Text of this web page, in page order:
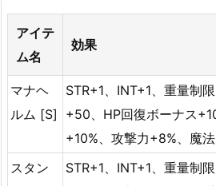
アイテ
ム名
効果
マナヘ
ルム [S]
STR+1、INT+1、重量制
+50、HP回復ボーナス
+10%、攻撃力+8%、魔
スタン
STR+1、INT+1、重量制